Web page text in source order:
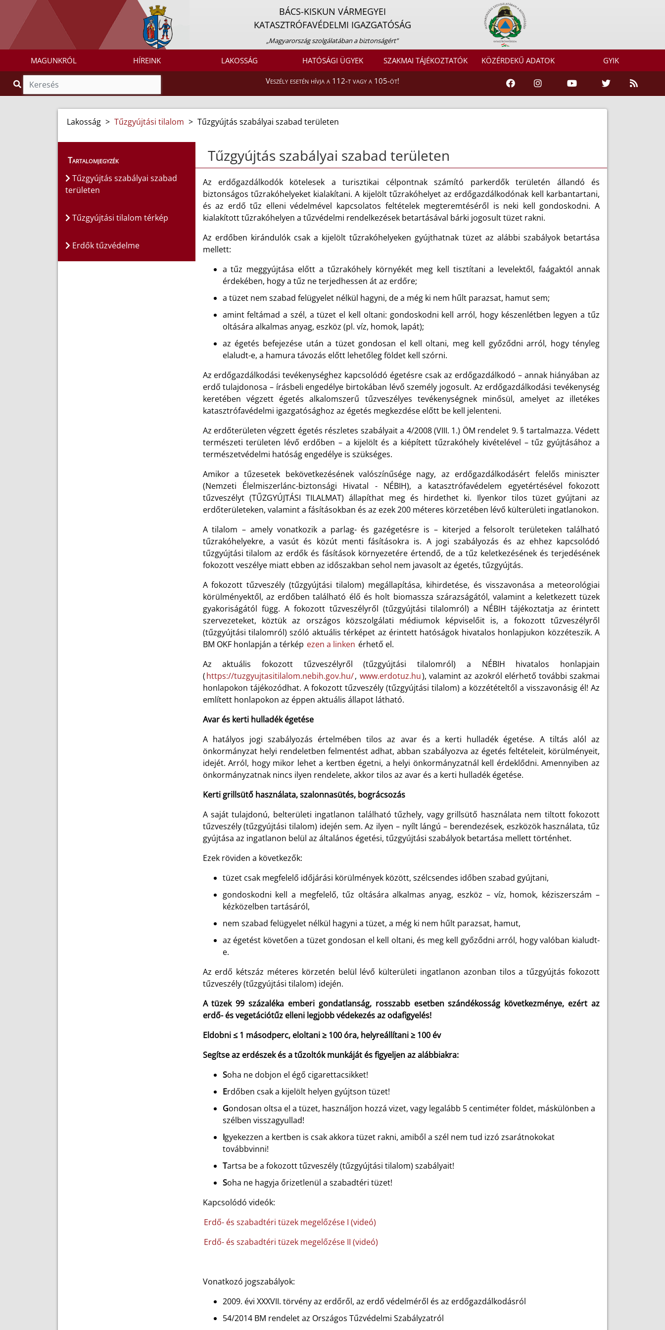
BÁCS-KISKUN VÁRMEGYEI
KATASZTRÓFAVÉDELMI IGAZGATÓSÁG
„Magyarország szolgálatában a biztonságért”
MAGUNKRÓL HÍREINK LAKOSSÁG HATÓSÁGI ÜGYEK SZAKMAI TÁJÉKOZTATÓK KÖZÉRDEKŰ ADATOK GYIK
Veszély esetén hívja a 112-t vagy a 105-öt!
Lakosság > Tűzgyújtási tilalom > Tűzgyújtás szabályai szabad területen
Tartalomjegyzék
Tűzgyújtás szabályai szabad
területen
Tűzgyújtási tilalom térkép
Erdők tűzvédelme
Tűzgyújtás szabályai szabad területen
Az erdőgazdálkodók kötelesek a turisztikai célpontnak számító parkerdők területén állandó és
biztonságos tűzrakóhelyeket kialakítani. A kijelölt tűzrakóhelyet az erdőgazdálkodónak kell karbantartani,
és az erdő tűz elleni védelmével kapcsolatos feltételek megteremtéséről is neki kell gondoskodni. A
kialakított tűzrakóhelyen a tűzvédelmi rendelkezések betartásával bárki jogosult tüzet rakni.
Az erdőben kirándulók csak a kijelölt tűzrakóhelyeken gyújthatnak tüzet az alábbi szabályok betartása
mellett:
a tűz meggyújtása előtt a tűzrakóhely környékét meg kell tisztítani a levelektől, faágaktól annak
érdekében, hogy a tűz ne terjedhessen át az erdőre;
a tüzet nem szabad felügyelet nélkül hagyni, de a még ki nem hűlt parazsat, hamut sem;
amint feltámad a szél, a tüzet el kell oltani: gondoskodni kell arról, hogy készenlétben legyen a tűz
oltására alkalmas anyag, eszköz (pl. víz, homok, lapát);
az égetés befejezése után a tüzet gondosan el kell oltani, meg kell győződni arról, hogy tényleg
elaludt-e, a hamura távozás előtt lehetőleg földet kell szórni.
Az erdőgazdálkodási tevékenységhez kapcsolódó égetésre csak az erdőgazdálkodó – annak hiányában az
erdő tulajdonosa – írásbeli engedélye birtokában lévő személy jogosult. Az erdőgazdálkodási tevékenység
keretében végzett égetés alkalomszerű tűzveszélyes tevékenységnek minősül, amelyet az illetékes
katasztrófavédelmi igazgatósághoz az égetés megkezdése előtt be kell jelenteni.
Az erdőterületen végzett égetés részletes szabályait a 4/2008 (VIII. 1.) ÖM rendelet 9. § tartalmazza. Védett
természeti területen lévő erdőben – a kijelölt és a kiépített tűzrakóhely kivételével – tűz gyújtásához a
természetvédelmi hatóság engedélye is szükséges.
Amikor a tűzesetek bekövetkezésének valószínűsége nagy, az erdőgazdálkodásért felelős miniszter
(Nemzeti Élelmiszerlánc-biztonsági Hivatal - NÉBIH), a katasztrófavédelem egyetértésével fokozott
tűzveszélyt (TŰZGYÚJTÁSI TILALMAT) állapíthat meg és hirdethet ki. Ilyenkor tilos tüzet gyújtani az
erdőterületeken, valamint a fásításokban és az ezek 200 méteres körzetében lévő külterületi ingatlanokon.
A tilalom – amely vonatkozik a parlag- és gazégetésre is – kiterjed a felsorolt területeken található
tűzrakóhelyekre, a vasút és közút menti fásításokra is. A jogi szabályozás és az ehhez kapcsolódó
tűzgyújtási tilalom az erdők és fásítások környezetére értendő, de a tűz keletkezésének és terjedésének
fokozott veszélye miatt ebben az időszakban sehol nem javasolt az égetés, tűzgyújtás.
A fokozott tűzveszély (tűzgyújtási tilalom) megállapítása, kihirdetése, és visszavonása a meteorológiai
körülményektől, az erdőben található élő és holt biomassza szárazságától, valamint a keletkezett tüzek
gyakoriságától függ. A fokozott tűzveszélyről (tűzgyújtási tilalomról) a NÉBIH tájékoztatja az érintett
szervezeteket, köztük az országos közszolgálati médiumok képviselőit is, a fokozott tűzveszélyről
(tűzgyújtási tilalomról) szóló aktuális térképet az érintett hatóságok hivatalos honlapjukon közzéteszik. A
BM OKF honlapján a térkép ezen a linken érhető el.
Az aktuális fokozott tűzveszélyről (tűzgyújtási tilalomról) a NÉBIH hivatalos honlapjain
(https://tuzgyujtasitilalom.nebih.gov.hu/, www.erdotuz.hu), valamint az azokról elérhető további szakmai
honlapokon tájékozódhat. A fokozott tűzveszély (tűzgyújtási tilalom) a közzétételtől a visszavonásig él! Az
említett honlapokon az éppen aktuális állapot látható.
Avar és kerti hulladék égetése
A hatályos jogi szabályozás értelmében tilos az avar és a kerti hulladék égetése. A tiltás alól az
önkormányzat helyi rendeletben felmentést adhat, abban szabályozva az égetés feltételeit, körülményeit,
idejét. Arról, hogy mikor lehet a kertben égetni, a helyi önkormányzatnál kell érdeklődni. Amennyiben az
önkormányzatnak nincs ilyen rendelete, akkor tilos az avar és a kerti hulladék égetése.
Kerti grillsütő használata, szalonnasütés, bográcsozás
A saját tulajdonú, belterületi ingatlanon található tűzhely, vagy grillsütő használata nem tiltott fokozott
tűzveszély (tűzgyújtási tilalom) idején sem. Az ilyen – nyílt lángú – berendezések, eszközök használata, tűz
gyújtása az ingatlanon belül az általános égetési, tűzgyújtási szabályok betartása mellett történhet.
Ezek röviden a következők:
tüzet csak megfelelő időjárási körülmények között, szélcsendes időben szabad gyújtani,
gondoskodni kell a megfelelő, tűz oltására alkalmas anyag, eszköz – víz, homok, kéziszerszám –
kézközelben tartásáról,
nem szabad felügyelet nélkül hagyni a tüzet, a még ki nem hűlt parazsat, hamut,
az égetést követően a tüzet gondosan el kell oltani, és meg kell győződni arról, hogy valóban kialudt-
e.
Az erdő kétszáz méteres körzetén belül lévő külterületi ingatlanon azonban tilos a tűzgyújtás fokozott
tűzveszély (tűzgyújtási tilalom) idején.
A tüzek 99 százaléka emberi gondatlanság, rosszabb esetben szándékosság következménye, ezért az
erdő- és vegetációtűz elleni legjobb védekezés az odafigyelés!
Eldobni ≤ 1 másodperc, eloltani ≥ 100 óra, helyreállítani ≥ 100 év
Segítse az erdészek és a tűzoltók munkáját és figyeljen az alábbiakra:
Soha ne dobjon el égő cigarettacsikket!
Erdőben csak a kijelölt helyen gyújtson tüzet!
Gondosan oltsa el a tüzet, használjon hozzá vizet, vagy legalább 5 centiméter földet, máskülönben a
szélben visszagyullad!
Igyekezzen a kertben is csak akkora tüzet rakni, amiből a szél nem tud izzó zsarátnokokat
továbbvinni!
Tartsa be a fokozott tűzveszély (tűzgyújtási tilalom) szabályait!
Soha ne hagyja őrizetlenül a szabadtéri tüzet!
Kapcsolódó videók:
Erdő- és szabadtéri tüzek megelőzése I (videó)
Erdő- és szabadtéri tüzek megelőzése II (videó)
Vonatkozó jogszabályok:
2009. évi XXXVII. törvény az erdőről, az erdő védelméről és az erdőgazdálkodásról
54/2014 BM rendelet az Országos Tűzvédelmi Szabályzatról